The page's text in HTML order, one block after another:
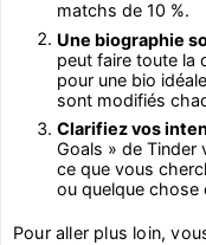
matchs de 10 %.
Une biographie
peut faire toute la
pour une bio
sont modifiés
Clarifiez vos
Goals » de Tinder
ce que vous
ou quelque chose
Pour aller plus loin,